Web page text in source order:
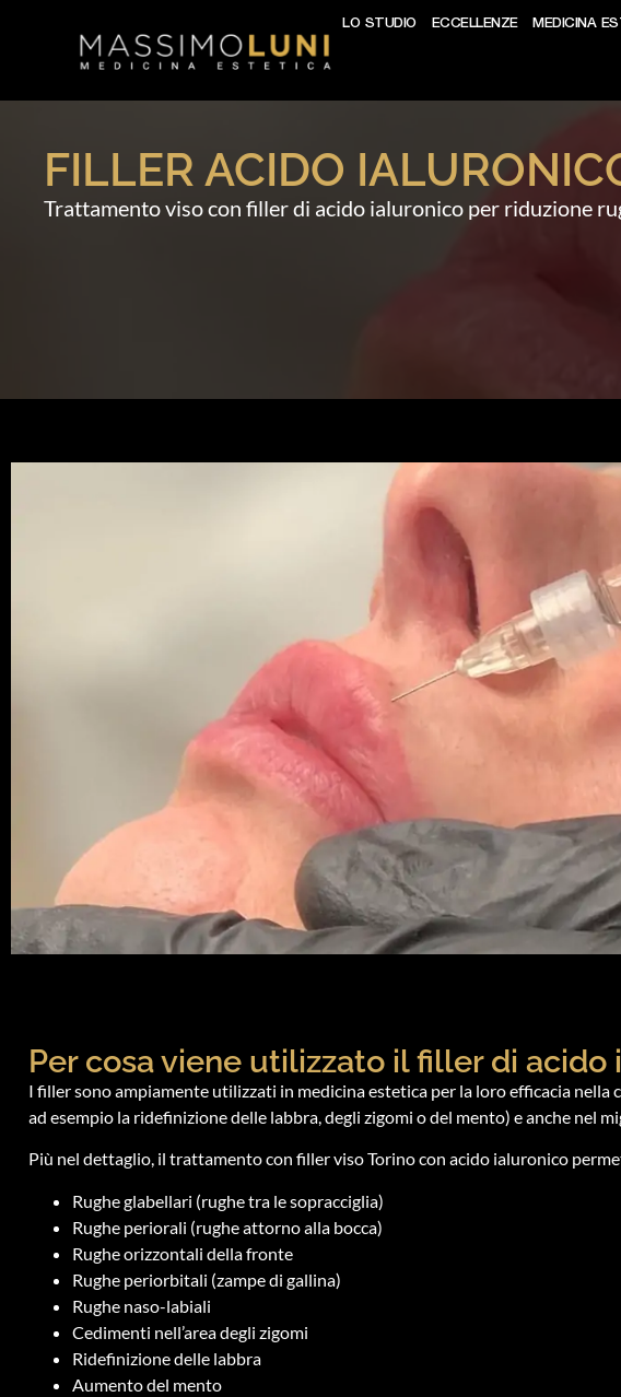
LO STUDIO ECCELLENZE MEDICINA
FILLER ACIDO
Trattamento viso con filler di acido ialuronico per riduzione
Per cosa viene utilizzato il filler di acido
I filler sono ampiamente utilizzati in medicina estetica per la loro efficacia
ad esempio la ridefinizione delle labbra, degli zigomi o del mento) e anche nel
Più nel dettaglio, il trattamento con filler viso Torino con acido ialuronico
Rughe glabellari (rughe tra le sopracciglia)
Rughe periorali (rughe attorno alla bocca)
Rughe orizzontali della fronte
Rughe periorbitali (zampe di gallina)
Rughe naso-labiali
Cedimenti nell’area degli zigomi
Ridefinizione delle labbra
Aumento del mento